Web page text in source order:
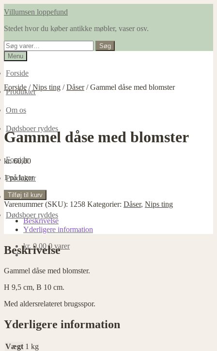
Spring
navigation
Spring
indhold
Villumsen loppefund
Stedet hvor du køber antikke møbler, vaser osv.
Søg
efter:
Søg
Menu
Forside
Produkter
Om os
Dødsboer ryddes
Forside
Produkter
Om os
Dødsboer ryddes
kr. 0,00 0 varer
Forside /Nips ting /Dåser/Gammel dåse med blomster
Gammel dåse med blomster
kr.60,00
1 på lager
Gammel
dåse
med
blomster
antal
Tilføj til kurv
Varenummer (SKU): 1258 Kategorier: Dåser, Nips ting
Beskrivelse
Yderligere information
Beskrivelse
Gammel dåse med blomster.
H 9,5 cm, B 10 cm.
Med aldersrelateret brugsspor.
Yderligere information
Vægt 1 kg